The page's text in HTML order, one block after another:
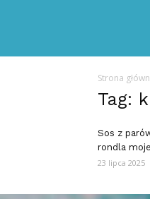
Strona
Tag:
Sos z
rondla
23 lipca 2025